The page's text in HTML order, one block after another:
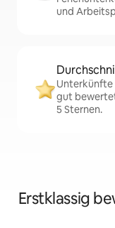
und
Unterkünfte
gut
5 Sternen.
Erstklassig